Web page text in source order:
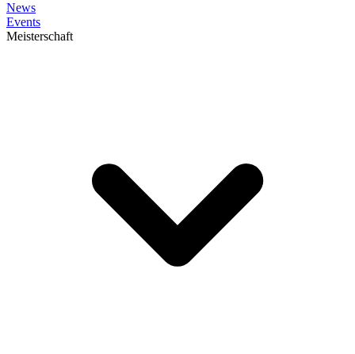
News
Events
Meisterschaft